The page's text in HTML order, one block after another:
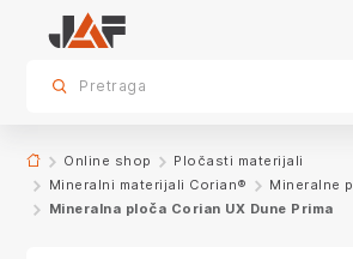
sr.skip-to.main-content
sr.skip-to.table-of-contents
sr.skip-to.main-navigation
Dodatna oprema
Specifikacije
Karakteristike
Pretraga
Online shop
Pločasti materijali
Mineralni materijali Corian®
Mineralne
Mineralna ploča Corian UX Dune Prima